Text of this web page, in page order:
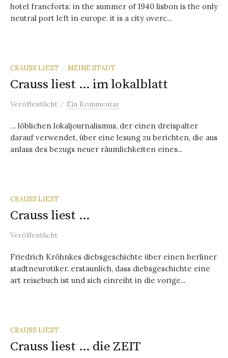
hotel francforts: in the summer of 1940 lisbon is the only
neutral port left in europe. it is a city overc...
CRAUSS LIEST / MEINE STADT
Crauss liest … im lokalblatt
Veröffentlicht / Ein Kommentar
… löblichen lokaljournalismus, der einen dreispalter
darauf verwendet, über eine lesung zu berichten, die aus
anlass des bezugs neuer räumlichkeiten eines...
CRAUSS LIEST
Crauss liest …
Veröffentlicht
Friedrich Kröhnkes diebsgeschichte über einen berliner
stadtneurotiker. erstaunlich, dass diebsgeschichte eine
art reisebuch ist und sich einreiht in die vorige...
CRAUSS LIEST
Crauss liest … die ZEIT